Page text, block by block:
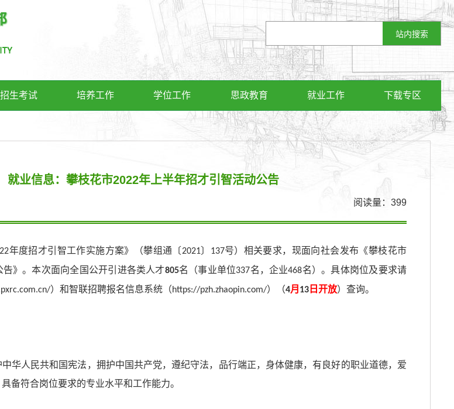
招生考试 培养工作 学位工作 思政教育 就业工作 下载专区
就业信息：攀枝花市2022年上半年招才引智活动公告
阅读量： 399
年度招才引智工作实施方案》（攀组通〔2021〕 137号）相关要求，现面向社会发布《攀枝花市
》。本次面向全国公开引进各类人才805名（事业单位337名，企业468名）。具体岗位及要求请
）和智联招聘报名信息系统（https://pzh.zhaopin.com/）（4月 13 日开放）查询。
华人民共和国宪法，拥护中国共产党，遵纪守法，品行端正，身体健康，有良好的职业道德，爱
备符合岗位要求的专业水平和工作能力。